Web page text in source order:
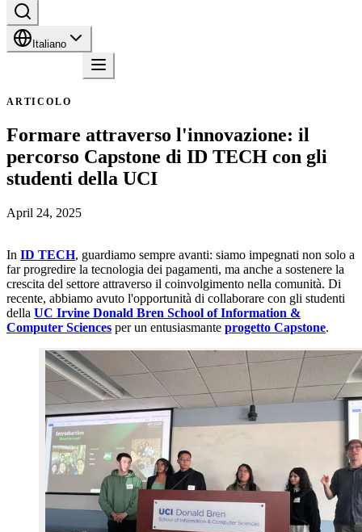
Italiano
ARTICOLO
Formare attraverso l'innovazione: il
percorso Capstone di ID TECH con gli
studenti della UCI
April 24, 2025
In ID TECH, guardiamo sempre avanti: siamo impegnati non solo a
far progredire la tecnologia dei pagamenti, ma anche a sostenere la
crescita del settore attraverso il coinvolgimento nella comunità. Di
recente, abbiamo avuto l'opportunità di collaborare con gli studenti
della UC Irvine Donald Bren School of Information &
Computer Sciences per un entusiasmante progetto Capstone.